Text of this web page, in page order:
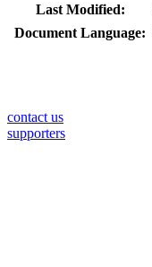
Last Modified:
Document Language:
contact us
supporters